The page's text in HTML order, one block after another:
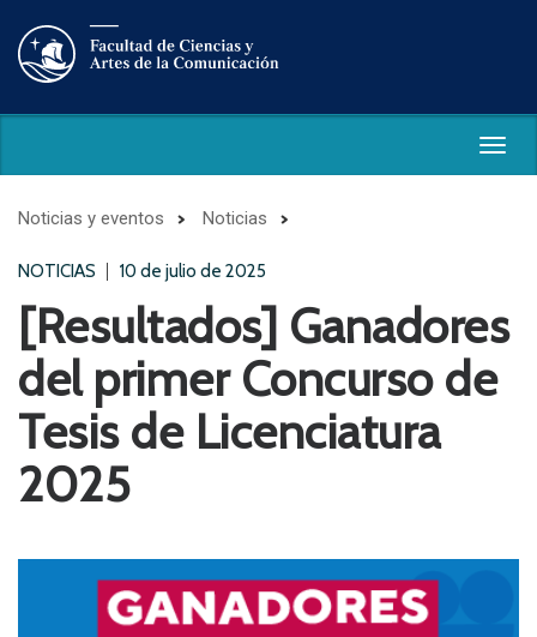
Noticias y eventos Noticias
NOTICIAS 10 de julio de 2025
[Resultados] Ganadores
del primer Concurso de
Tesis de Licenciatura
2025